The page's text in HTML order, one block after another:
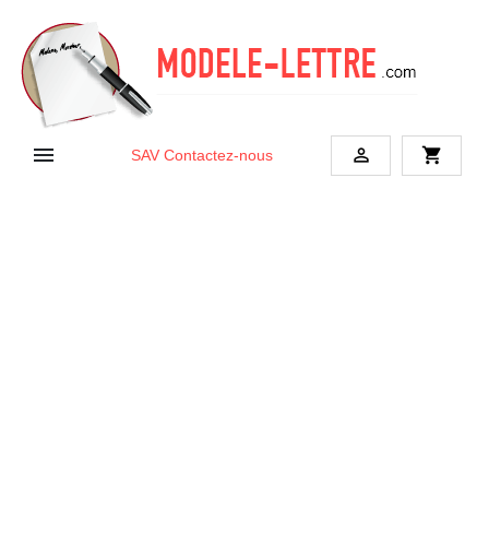
 SAV Contactez-nous  shopping_cart